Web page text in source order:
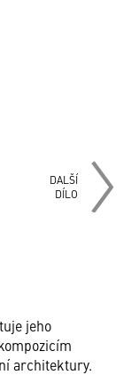
DALŠÍ
DÍLO
jeho
architektury.